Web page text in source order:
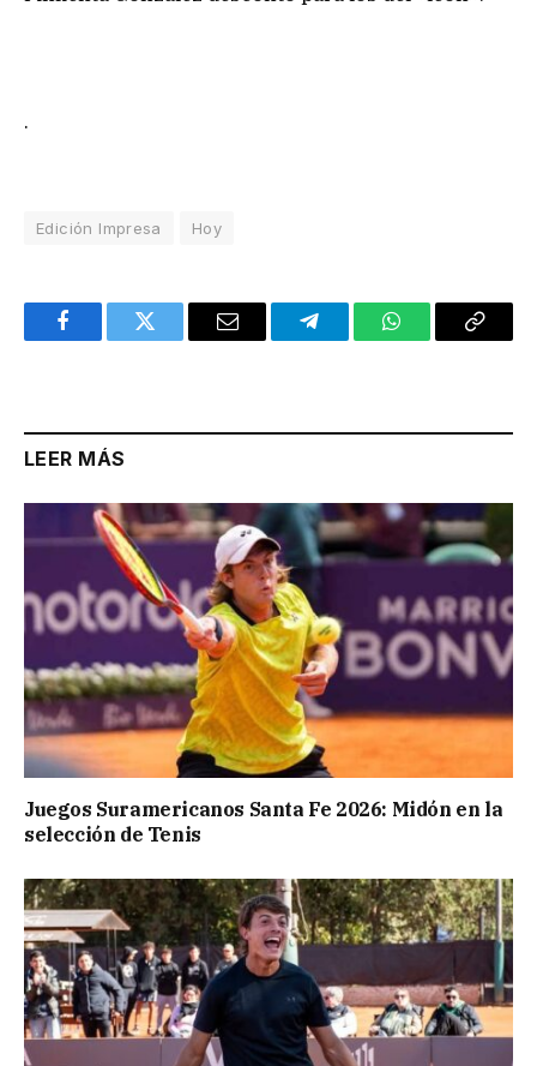
.
Edición Impresa Hoy
FacebookTwitter Email TelegramWhatsAppCopy
LEER MÁS
Juegos Suramericanos Santa Fe 2026: Midón en la
selección de Tenis